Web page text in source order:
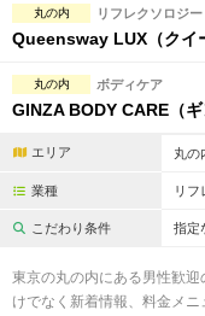
フットバスあり
日本人スタッフのみ
スタッフ指名可
丸の内 リフレクソロジー
丸の内 ボディケア
GINZA BODY CARE（
エリア 丸の
業種 リフ
こだわり条件 指定
東京の丸の内にある男性歓
けでなく新着情報、料金メ